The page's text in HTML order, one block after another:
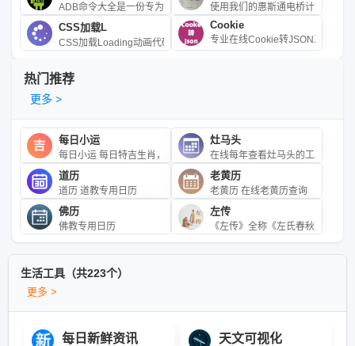
ADB命令大全是一份专为开发者设计的参考指南，汇集了常用的ADB
使用我们的惠斯通电桥计算器，
CSS加载L
CSS加载Loading动画代码 CSS loading 加载动画效果
Cookie
专业在线Cookie转JSON工具，
热门推荐
更多 >
每日小运
每日小运 每日特吉生肖，次吉生肖，特衰生肖以及吉利数字，吉利
灶马头
在线每年查看灶马头的工具
道历
道历 道教专用日历
老黄历
老黄历 在线老黄历查询
佛历
佛教专用日历
左传
《左传》全称《左氏春秋》或《
生活工具（共223个）
更多 >
每日新鲜资讯 天文可视化